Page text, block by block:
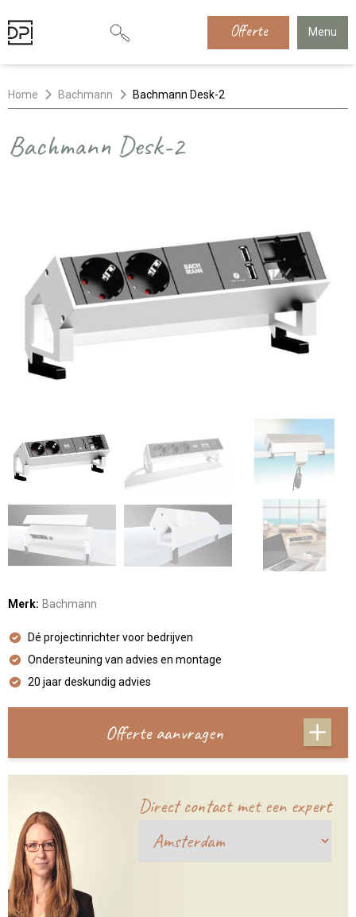
Offerte Menu
Home Bachmann Bachmann Desk-2
Bachmann Desk-2
Merk: Bachmann
Dé projectinrichter voor bedrijven
Ondersteuning van advies en montage
20 jaar deskundig advies
Offerte aanvragen
Direct contact met een expert